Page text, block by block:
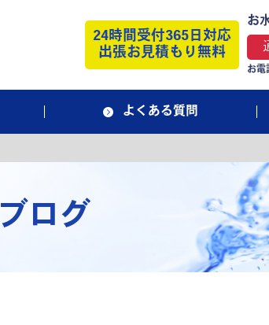
24時間受付365日対応
出張お見積もり無料
お
お電
よくある質問
ブログ